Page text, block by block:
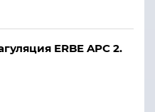
ERBE APC 2.